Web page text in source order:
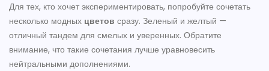
Для тех, кто хочет экспериментировать, попробуйте сочетать
несколько модных цветов сразу. Зеленый и желтый —
отличный тандем для смелых и уверенных. Обратите
внимание, что такие сочетания лучше уравновесить
нейтральными дополнениями.